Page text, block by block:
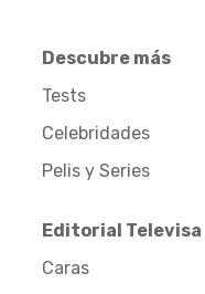
Descubre más
Tests
Celebridades
Pelis y Series
Editorial Televisa
Caras